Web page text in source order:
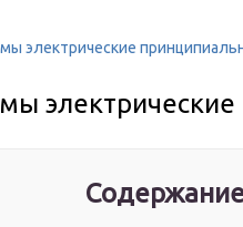
электрические